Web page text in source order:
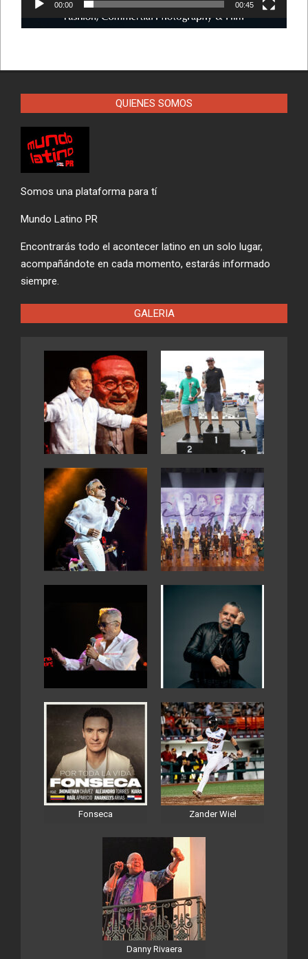
00:00 00:45
QUIENES SOMOS
Somos una plataforma para tí
Mundo Latino PR
Encontrarás todo el acontecer latino en un solo lugar,
acompañándote en cada momento, estarás informado
siempre.
GALERIA
Fonseca Zander Wiel
Danny Rivaera